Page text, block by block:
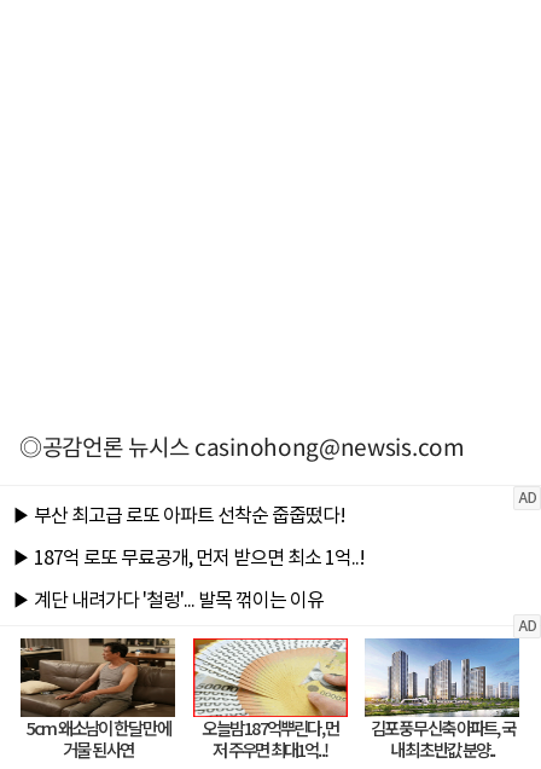
◎공감언론 뉴시스casinohong@newsis.com